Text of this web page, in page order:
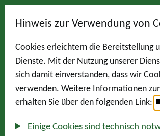
Hinweis zur Verwendung von
Cookies erleichtern die Bereitstellung
Dienste. Mit der Nutzung unserer
sich damit einverstanden, dass wir
verwenden. Weitere Informationen
erhalten Sie über den folgenden Link:
Einige Cookies sind technisch